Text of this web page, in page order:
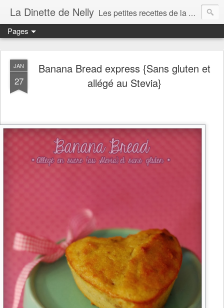
La Dinette de Nelly Les petites recettes de la dinette de Nelly. Des recettes simples, généreuses et gourmandes pour tous les jours c'est tout ça la dinette !
Pages
JAN
27
Banana Bread express {Sans gluten et
allégé au Stevia}